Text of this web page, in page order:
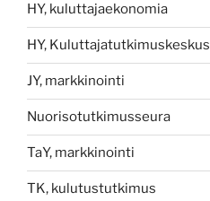
HY, kuluttajaekonomia
HY, Kuluttajatutkimuskeskus
JY, markkinointi
Nuorisotutkimusseura
TaY, markkinointi
TK, kulutustutkimus